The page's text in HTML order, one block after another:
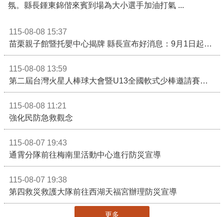
氛。縣長鍾東錦偕來賓到場為大小選手加油打氣 ...
115-08-08 15:37
苗栗親子館暨托嬰中心揭牌 縣長宣布好消息：9月1日起調降臨時托嬰費用
115-08-08 13:59
第二屆台灣火星人棒球大會暨U13全國軟式少棒邀請賽在苗栗舉辦
115-08-08 11:21
強化民防急救觀念
115-08-07 19:43
通霄分隊前往梅南里活動中心進行防災宣導
115-08-07 19:38
第四救災救護大隊前往西湖天福宮辦理防災宣導
更多